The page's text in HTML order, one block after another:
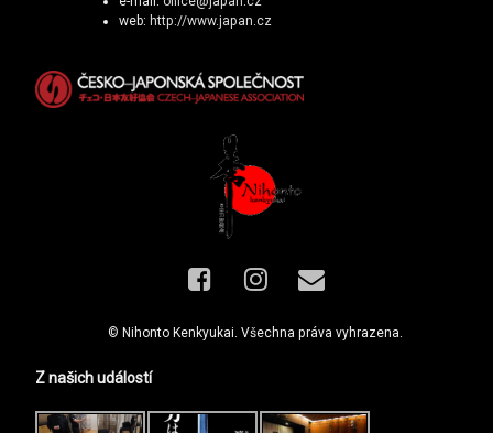
web: http://www.japan.cz
Facebook
Instagram
E-mail
© Nihonto Kenkyukai. Všechna práva vyhrazena.
Z našich událostí